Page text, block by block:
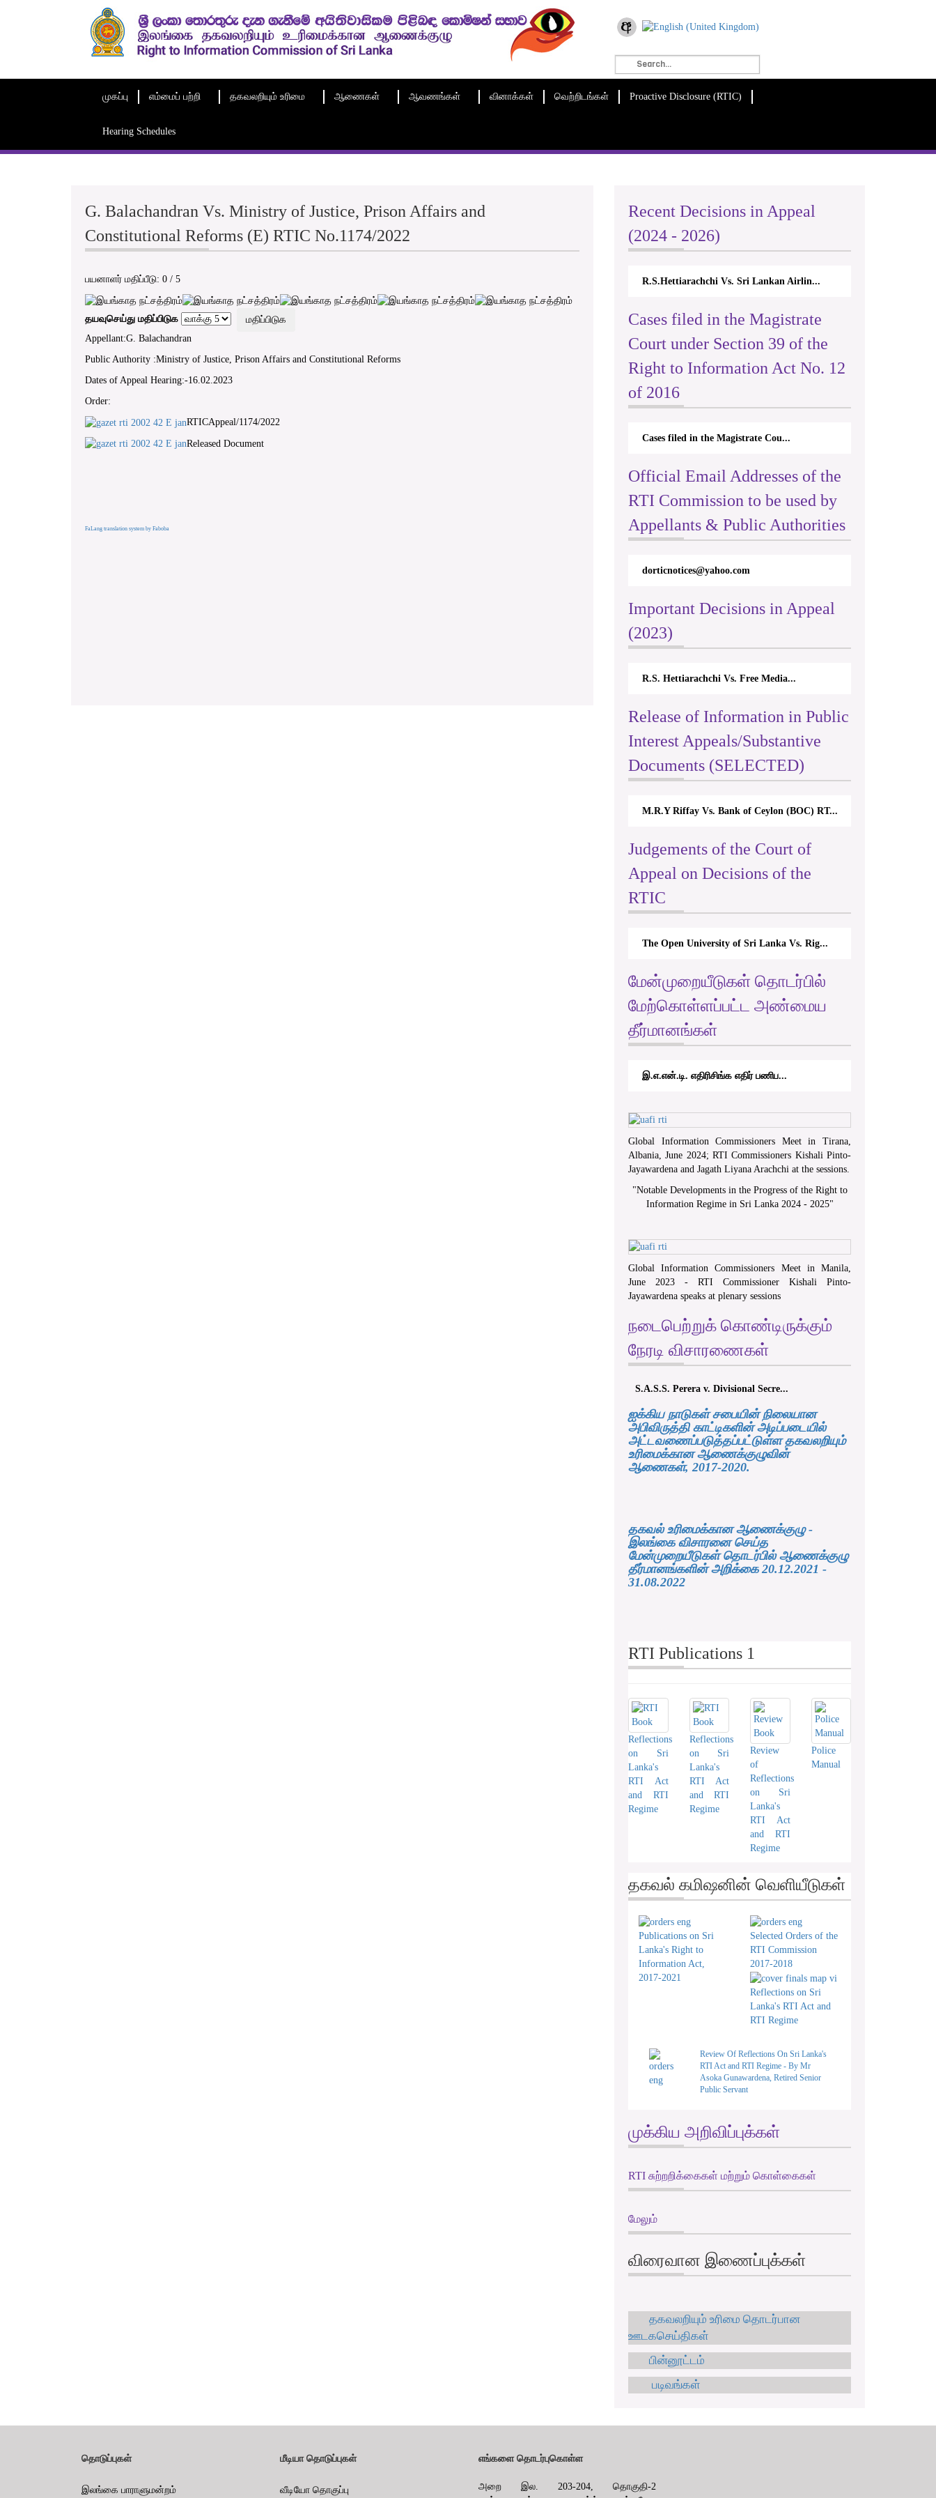
முகப்பு எம்மைப் பற்றி தகவலறியும் உரிமை ஆணைகள் ஆவணங்கள் வினாக்கள் வெற்றிடங்கள் Proactive Disclosure (RTIC)
Hearing Schedules
G. Balachandran Vs. Ministry of Justice, Prison Affairs and
Constitutional Reforms (E) RTIC No.1174/2022
பயனாளர் மதிப்பீடு: 0 / 5
தயவுசெய்து மதிப்பிடுக
Appellant:G. Balachandran
Public Authority :Ministry of Justice, Prison Affairs and Constitutional Reforms
Dates of Appeal Hearing:-16.02.2023
Order:
RTICAppeal/1174/2022
Released Document
FaLang translation system by Faboba
Recent Decisions in Appeal
(2024 - 2026)
R.S.Hettiarachchi Vs. Sri Lankan Airlin...
Cases filed in the Magistrate
Court under Section 39 of the
Right to Information Act No. 12
of 2016
Cases filed in the Magistrate Cou...
Official Email Addresses of the
RTI Commission to be used by
Appellants & Public Authorities
dorticnotices@yahoo.com
Important Decisions in Appeal
(2023)
R.S. Hettiarachchi Vs. Free Media...
Release of Information in Public
Interest Appeals/Substantive
Documents (SELECTED)
M.R.Y Riffay Vs. Bank of Ceylon (BOC) RT...
Judgements of the Court of
Appeal on Decisions of the
RTIC
The Open University of Sri Lanka Vs. Rig...
மேன்முறையீடுகள் தொடர்பில்
மேற்கொள்ளப்பட்ட அண்மைய
தீர்மானங்கள்
இ.எ.என்.டி. எதிரிசிங்க எதிர் பணிப...
Global Information Commissioners Meet in Tirana,
Albania, June 2024; RTI Commissioners Kishali Pinto-
Jayawardena and Jagath Liyana Arachchi at the sessions.
"Notable Developments in the Progress of the Right to
Information Regime in Sri Lanka 2024 - 2025"
Global Information Commissioners Meet in Manila,
June 2023 - RTI Commissioner Kishali Pinto-
Jayawardena speaks at plenary sessions
நடைபெற்றுக் கொண்டிருக்கும்
நேரடி விசாரணைகள்
S.A.S.S. Perera v. Divisional Secre...
ஐக்கிய நாடுகள் சபையின் நிலையான
அபிவிருத்தி காட்டிகளின் அடிப்படையில்
அட்டவணைப்படுத்தப்பட்டுள்ள தகவலறியும்
உரிமைக்கான ஆணைக்குழுவின்
ஆணைகள், 2017-2020.
தகவல் உரிமைக்கான ஆணைக்குழு -
இலங்கை விசாரனை செய்த
மேன்முறையீடுகள் தொடர்பில் ஆணைக்குழு
தீர்மானங்களின் அறிக்கை 20.12.2021 -
31.08.2022
RTI Publications 1
Reflections
on Sri
Lanka's
RTI Act
and RTI
Regime
Reflections
on Sri
Lanka's
RTI Act
and RTI
Regime
Review
of
Reflections
on Sri
Lanka's
RTI Act
and RTI
Regime
Police
Manual
தகவல் கமிஷனின் வெளியீடுகள்
Publications on Sri
Lanka's Right to
Information Act,
2017-2021
Selected Orders of the
RTI Commission
2017-2018
Reflections on Sri
Lanka's RTI Act and
RTI Regime
Review Of Reflections On Sri Lanka's
RTI Act and RTI Regime - By Mr
Asoka Gunawardena, Retired Senior
Public Servant
முக்கிய அறிவிப்புக்கள்
RTI சுற்றறிக்கைகள் மற்றும் கொள்கைகள்
மேலும்
விரைவான இணைப்புக்கள்
தகவலறியும் உரிமை தொடர்பான
ஊடகசெய்திகள்
பின்னூட்டம்
படிவங்கள்
தொடுப்புகள்
இலங்கை பாராளுமன்றம்
மீடியா தொடுப்புகள்
வீடியோ தொகுப்பு
எங்களை தொடர்புகொள்ள
அறை இல. 203-204, தொகுதி-2